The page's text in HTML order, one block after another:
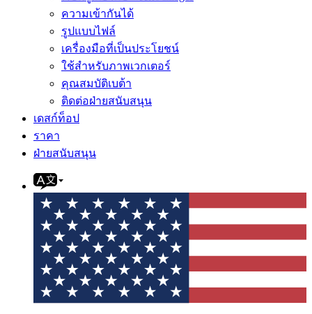
ความเข้ากันได้
รูปแบบไฟล์
เครื่องมือที่เป็นประโยชน์
ใช้สำหรับภาพเวกเตอร์
คุณสมบัติเบต้า
ติดต่อฝ่ายสนับสนุน
เดสก์ท็อป
ราคา
ฝ่ายสนับสนุน